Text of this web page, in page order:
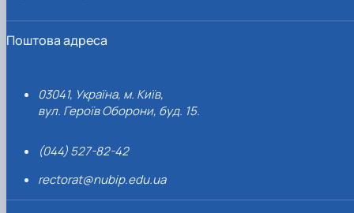
Поштова адреса
03041, Україна, м. Київ,
вул. Героїв Оборони, буд. 15.
(044) 527-82-42
rectorat@nubip.edu.ua